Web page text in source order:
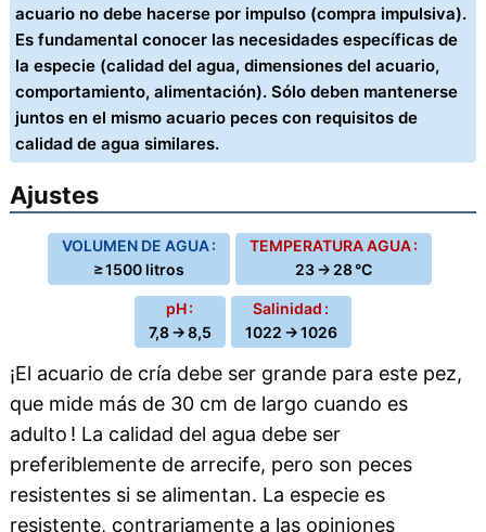
acuario no debe hacerse por impulso (compra impulsiva).
Es fundamental conocer las necesidades específicas de
la especie (calidad del agua, dimensiones del acuario,
comportamiento, alimentación). Sólo deben mantenerse
juntos en el mismo acuario peces con requisitos de
calidad de agua similares.
Ajustes
VOLUMEN DE AGUA :
≥ 1500 litros
TEMPERATURA AGUA :
23 → 28 °C
pH :
7,8 → 8,5
Salinidad :
1022 → 1026
¡El acuario de cría debe ser grande para este pez,
que mide más de 30 cm de largo cuando es
adulto ! La calidad del agua debe ser
preferiblemente de arrecife, pero son peces
resistentes si se alimentan. La especie es
resistente, contrariamente a las opiniones